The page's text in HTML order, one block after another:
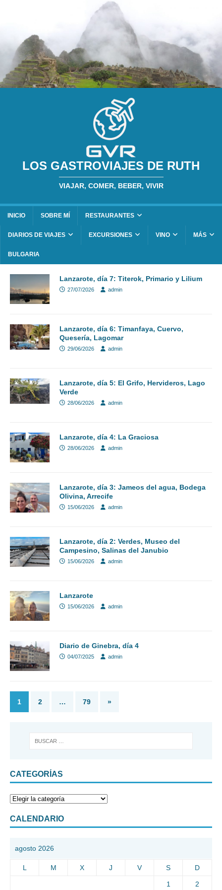
LOS GASTROVIAJES DE RUTH
VIAJAR, COMER, BEBER, VIVIR
INICIO SOBRE MÍ RESTAURANTES
DIARIOS DE VIAJES EXCURSIONES VINO MÁS
BULGARIA
Lanzarote, día 7: Titerok, Primario y Lilium
27/07/2026 admin
Lanzarote, día 6: Timanfaya, Cuervo,
Quesería, Lagomar
29/06/2026 admin
Lanzarote, día 5: El Grifo, Hervideros, Lago
Verde
28/06/2026 admin
Lanzarote, día 4: La Graciosa
28/06/2026 admin
Lanzarote, día 3: Jameos del agua, Bodega
Olivina, Arrecife
15/06/2026 admin
Lanzarote, día 2: Verdes, Museo del
Campesino, Salinas del Janubio
15/06/2026 admin
Lanzarote
15/06/2026 admin
Diario de Ginebra, día 4
04/07/2025 admin
1 2 … 79 »
CATEGORÍAS
CALENDARIO
agosto 2026
L M X J V S D
1 2